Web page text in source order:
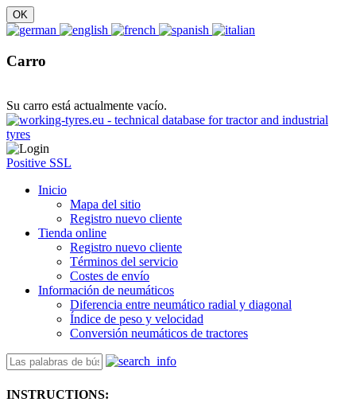
Carro
Su carro está actualmente vacío.
Positive SSL
Inicio
Mapa del sitio
Registro nuevo cliente
Tienda online
Registro nuevo cliente
Términos del servicio
Costes de envío
Información de neumáticos
Diferencia entre neumático radial y diagonal
Índice de peso y velocidad
Conversión neumáticos de tractores
INSTRUCTIONS: